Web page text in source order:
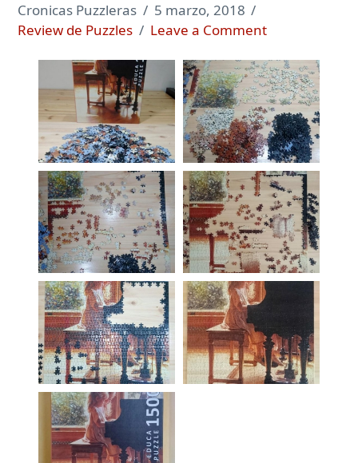
Cronicas Puzzleras
5 marzo, 2018
Review de Puzzles
Leave a Comment